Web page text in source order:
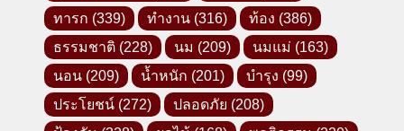
ทารก (339) ทำงาน (316) ท้อง (386)
ธรรมชาติ (228) นม (209) นมแม่ (163)
นอน (209) น้ำหนัก (201) บำรุง (99)
ประโยชน์ (272) ปลอดภัย (208)
Facebook -คุณแม่ลูกอ่อน-